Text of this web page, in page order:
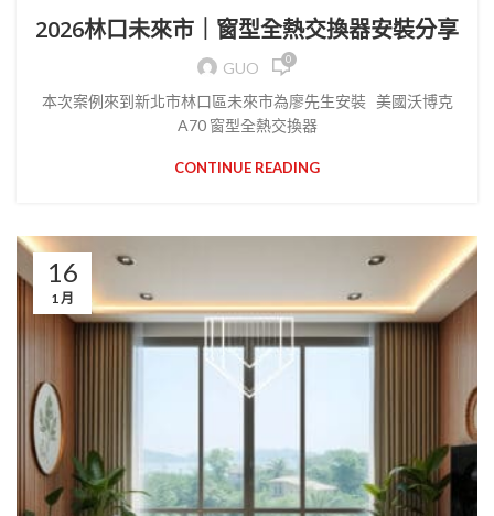
2026林口未來市｜窗型全熱交換器安裝分享
GUO 0
本次案例來到新北市林口區未來市為廖先生安裝 美國沃博克
A70 窗型全熱交換器
CONTINUE READING
16
1 月